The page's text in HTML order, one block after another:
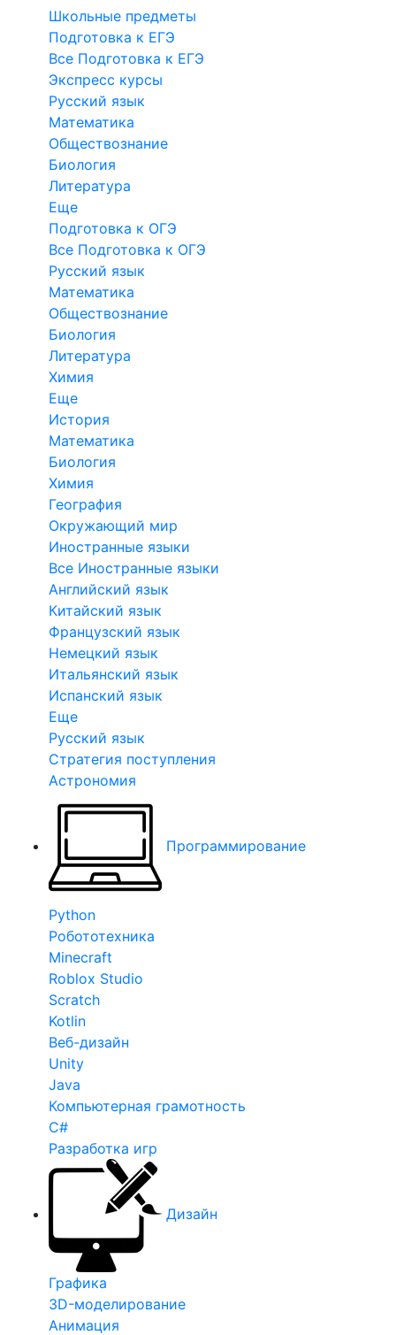
Школьные предметы
Подготовка к ЕГЭ
Все Подготовка к ЕГЭ
Экспресс курсы
Русский язык
Математика
Обществознание
Биология
Литература
Еще
Подготовка к ОГЭ
Все Подготовка к ОГЭ
Русский язык
Математика
Обществознание
Биология
Литература
Химия
Еще
История
Математика
Биология
Химия
География
Окружающий мир
Иностранные языки
Все Иностранные языки
Английский язык
Китайский язык
Французский язык
Немецкий язык
Итальянский язык
Испанский язык
Еще
Русский язык
Стратегия поступления
Астрономия
Программирование
Python
Робототехника
Minecraft
Roblox Studio
Scratch
Kotlin
Веб-дизайн
Unity
Java
Компьютерная грамотность
C#
Разработка игр
Дизайн
Графика
3D-моделирование
Анимация